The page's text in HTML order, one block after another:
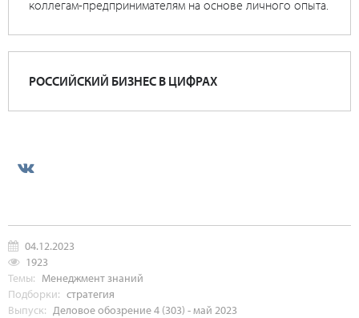
коллегам-предпринимателям на основе личного опыта.
РОССИЙСКИЙ БИЗНЕС В ЦИФРАХ
04.12.2023
1923
Темы: Менеджмент знаний
Подборки: стратегия
Выпуск: Деловое обозрение 4 (303) - май 2023